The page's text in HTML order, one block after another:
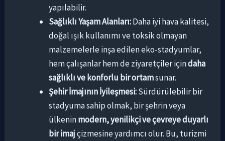
yapılabilir.
Sağlıklı Yaşam Alanları:Daha iyi hava kalitesi,
doğal ışık kullanımı ve toksik olmayan
malzemelerle inşa edilen eko-stadyumlar,
hem çalışanlar hem de ziyaretçiler içindaha
sağlıklı ve konforlu bir ortamsunar.
Şehir İmajının İyileşmesi:Sürdürülebilir bir
stadyuma sahip olmak, bir şehrin veya
ülkeninmodern, yenilikçi ve çevreye duyarlı
bir imajçizmesine yardımcı olur. Bu, turizmi